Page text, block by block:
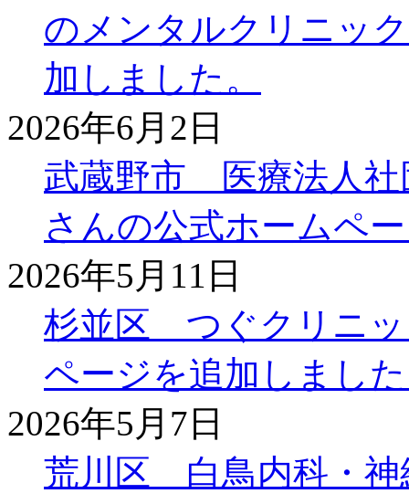
のメンタルクリニッ
加しました。
2026年6月2日
武蔵野市 医療法人
さんの公式ホームペ
2026年5月11日
杉並区 つぐクリニッ
ページを追加しまし
2026年5月7日
荒川区 白鳥内科・神